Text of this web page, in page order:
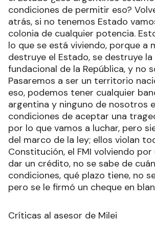
condiciones de permitir eso?
atrás, si no tenemos Estado
colonia de cualquier potencia.
lo que se está viviendo, porque a
destruye el Estado, se destruye
fundacional de la República, y no
Pasaremos a ser un territorio
eso, podemos tener cualquier
argentina y ninguno de nosotros
condiciones de aceptar una
por lo que vamos a luchar, pero
del marco de la ley; ellos violan
Constitución, el FMI volviendo por
dar un crédito, no se sabe de
condiciones, qué plazo tiene, no
pero se le firmó un cheque en
Críticas al asesor de Milei